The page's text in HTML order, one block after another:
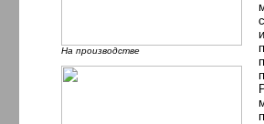
На производстве